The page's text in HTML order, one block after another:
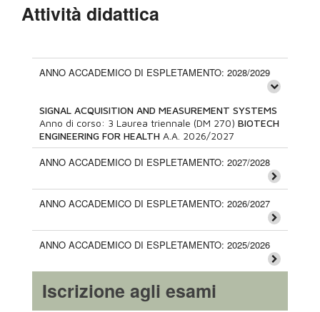
Attività didattica
ANNO ACCADEMICO DI ESPLETAMENTO: 2028/2029
SIGNAL ACQUISITION AND MEASUREMENT SYSTEMS
Anno di corso: 3 Laurea triennale (DM 270) BIOTECH
ENGINEERING FOR HEALTH A.A. 2026/2027
ANNO ACCADEMICO DI ESPLETAMENTO: 2027/2028
ANNO ACCADEMICO DI ESPLETAMENTO: 2026/2027
ANNO ACCADEMICO DI ESPLETAMENTO: 2025/2026
Iscrizione agli esami